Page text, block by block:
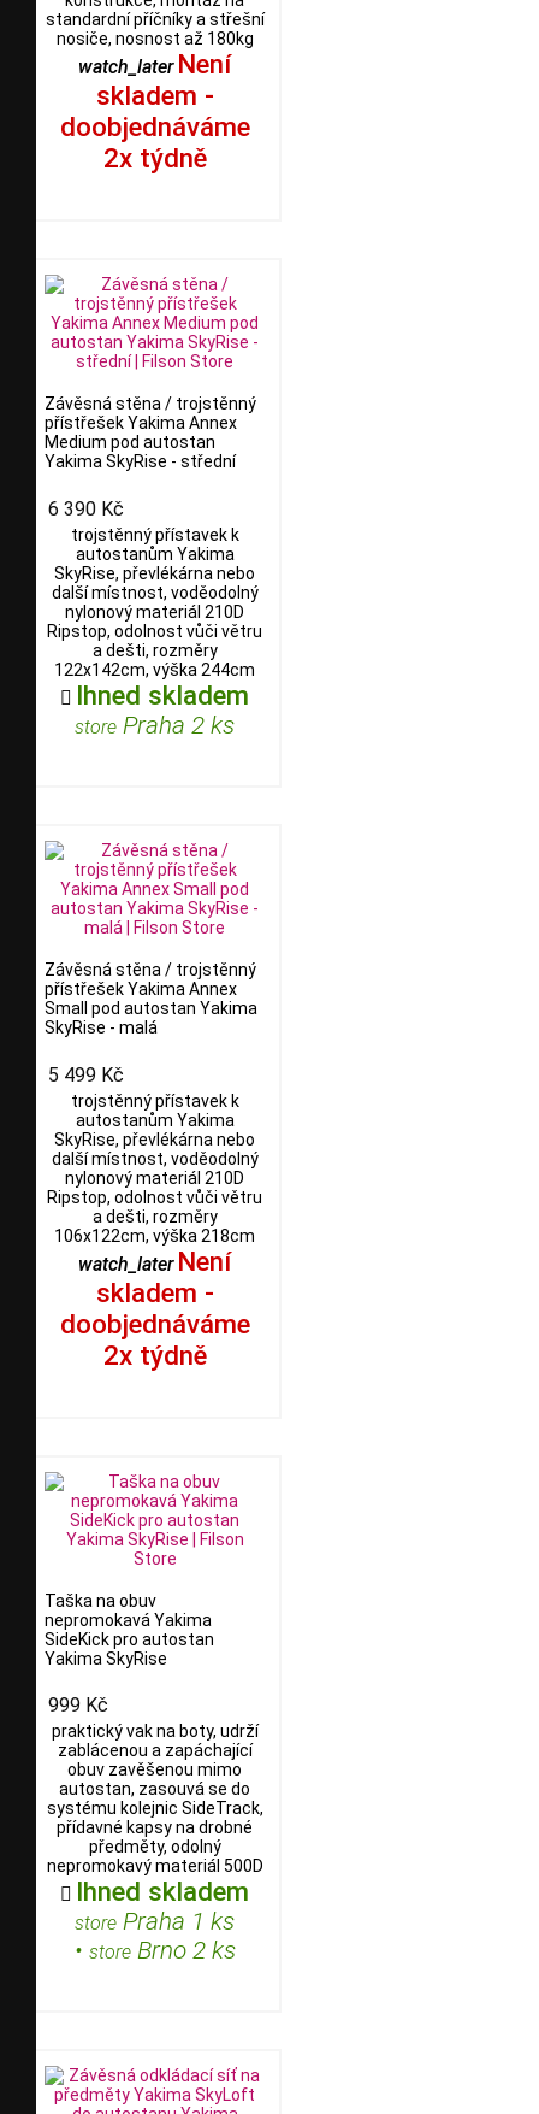
standardní příčníky a střešní
nosiče, nosnost až 180kg
watch_later Není
skladem -
doobjednáváme
2x týdně
Závěsná stěna / trojstěnný
přístřešek Yakima Annex
Medium pod autostan
Yakima SkyRise - střední
6 390 Kč
trojstěnný přístavek k
autostanům Yakima
SkyRise, převlékárna nebo
další místnost, voděodolný
nylonový materiál 210D
Ripstop, odolnost vůči větru
a dešti, rozměry
122x142cm, výška 244cm
 Ihned skladem
store Praha 2 ks
Závěsná stěna / trojstěnný
přístřešek Yakima Annex
Small pod autostan Yakima
SkyRise - malá
5 499 Kč
trojstěnný přístavek k
autostanům Yakima
SkyRise, převlékárna nebo
další místnost, voděodolný
nylonový materiál 210D
Ripstop, odolnost vůči větru
a dešti, rozměry
106x122cm, výška 218cm
watch_later Není
skladem -
doobjednáváme
2x týdně
Taška na obuv
nepromokavá Yakima
SideKick pro autostan
Yakima SkyRise
999 Kč
praktický vak na boty, udrží
zablácenou a zapáchající
obuv zavěšenou mimo
autostan, zasouvá se do
systému kolejnic SideTrack,
přídavné kapsy na drobné
předměty, odolný
nepromokavý materiál 500D
 Ihned skladem
store Praha 1 ks
• storeBrno 2 ks